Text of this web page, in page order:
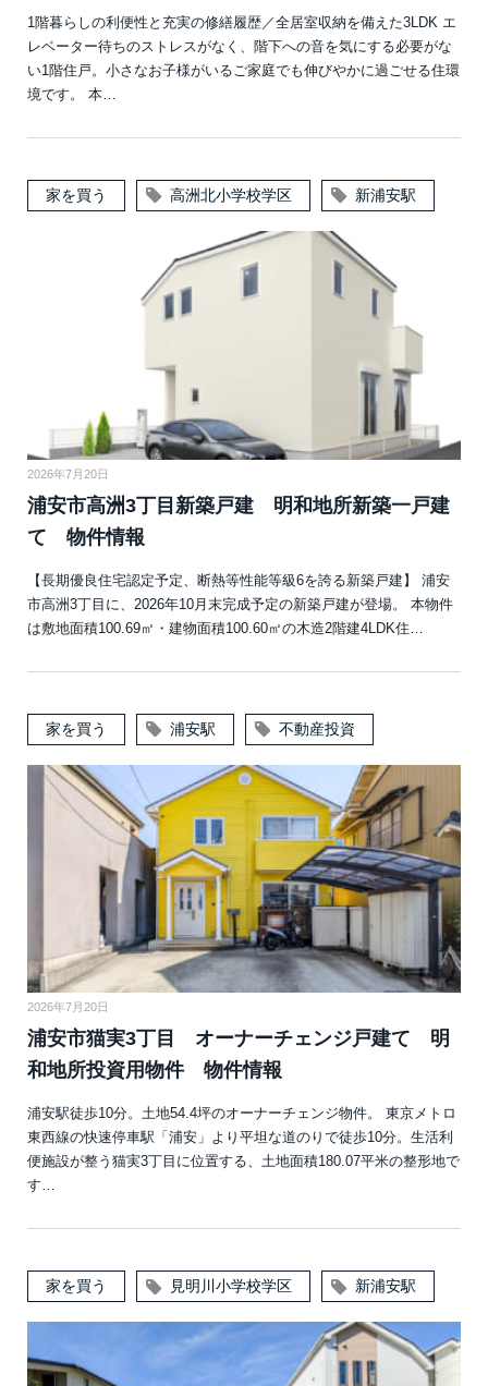
1階暮らしの利便性と充実の修繕履歴／全居室収納を備えた3LDK エ
レベーター待ちのストレスがなく、階下への音を気にする必要がな
い1階住戸。小さなお子様がいるご家庭でも伸びやかに過ごせる住環
境です。 本…
家を買う 高洲北小学校学区 新浦安駅
2026年7月20日
浦安市高洲3丁目新築戸建 明和地所新築一戸建
て 物件情報
【長期優良住宅認定予定、断熱等性能等級6を誇る新築戸建】 浦安
市高洲3丁目に、2026年10月末完成予定の新築戸建が登場。 本物件
は敷地面積100.69㎡・建物面積100.60㎡の木造2階建4LDK住…
家を買う 浦安駅 不動産投資
2026年7月20日
浦安市猫実3丁目 オーナーチェンジ戸建て 明
和地所投資用物件 物件情報
浦安駅徒歩10分。土地54.4坪のオーナーチェンジ物件。 東京メトロ
東西線の快速停車駅「浦安」より平坦な道のりで徒歩10分。生活利
便施設が整う猫実3丁目に位置する、土地面積180.07平米の整形地で
す…
家を買う 見明川小学校学区 新浦安駅